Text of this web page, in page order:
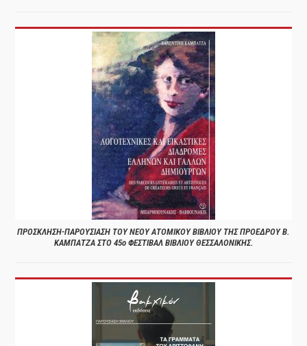
ΠΡΟΣΚΛΗΣΗ-ΠΑΡΟΥΣΙΑΣΗ ΤΟΥ ΝΕΟΥ ΑΤΟΜΙΚΟΥ ΒΙΒΛΙΟΥ ΤΗΣ ΠΡΟΕΔΡΟΥ Β.
ΚΑΜΠΑΤΖΑ ΣΤΟ 45ο ΦΕΣΤΙΒΑΛ ΒΙΒΛΙΟΥ ΘΕΣΣΑΛΟΝΙΚΗΣ.